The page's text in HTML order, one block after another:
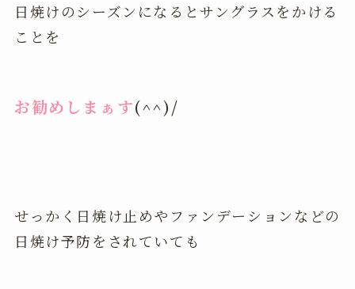
日焼けのシーズンになるとサングラスをかける
ことを
お勧めしまぁす(^^)/
せっかく日焼け止めやファンデーションなどの
日焼け予防をされていても